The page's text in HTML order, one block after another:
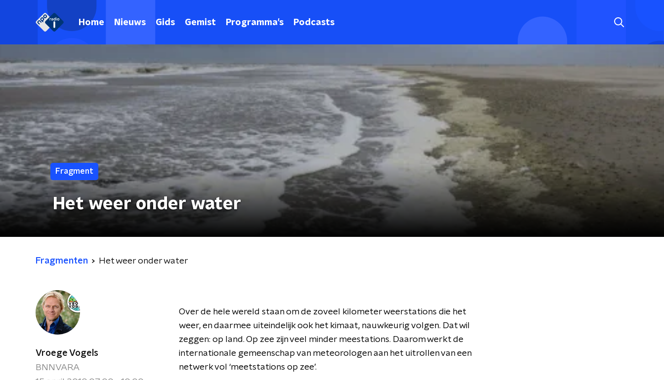
Home Nieuws Gids Gemist Programma's Podcasts
Fragment
Het weer onder water
Fragmenten Het weer onder water
Vroege Vogels
BNNVARA
Over de hele wereld staan om de zoveel kilometer weerstations die het
weer, en daarmee uiteindelijk ook het kimaat, nauwkeurig volgen. Dat wil
zeggen: op land. Op zee zijn veel minder meestations. Daarom werkt de
internationale gemeenschap van meteorologen aan het uitrollen van een
netwerk vol ‘meetstations op zee’.